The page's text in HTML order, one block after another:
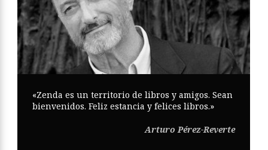
«Zenda es un territorio de libros y amigos. Sean
bienvenidos. Feliz estancia y felices libros.»
Arturo Pérez-Reverte